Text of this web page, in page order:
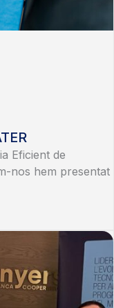
Eficient de
nos hem presentat